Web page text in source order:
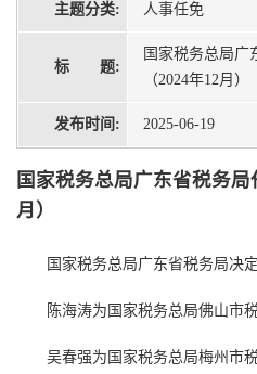
主题分类: 人事任免
标 题:
国家税务总局广
（2024年12月）
发布时间: 2025-06-19
国家税务总局广东省税务
月）
国家税务总局广东省税务局决
陈海涛为国家税务总局佛山市
吴春强为国家税务总局梅州市